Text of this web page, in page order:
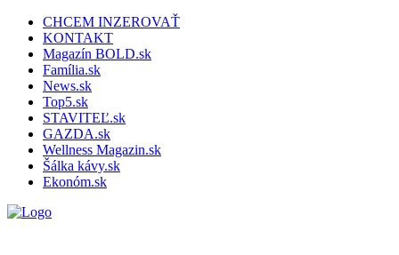
CHCEM INZEROVAŤ
KONTAKT
Magazín BOLD.sk
Família.sk
News.sk
Top5.sk
STAVITEĽ.sk
GAZDA.sk
Wellness Magazin.sk
Šálka kávy.sk
Ekonóm.sk